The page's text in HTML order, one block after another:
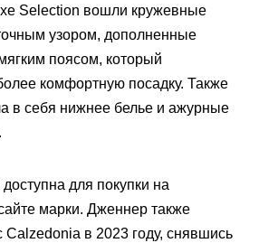
Selection вошли кружевные
узором, дополненные
поясом, который
комфортную посадку. Также
в себя нижнее белье и ажурные
для покупки на
марки. Дженнер также
Calzedonia в 2023 году, снявшись